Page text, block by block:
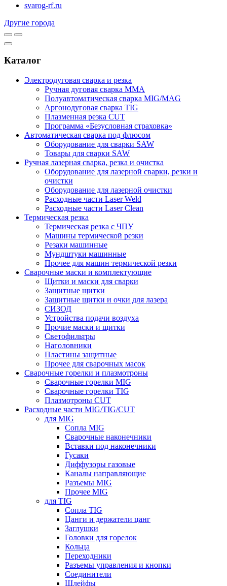
svarog-rf.ru
Другие города
Каталог
Электродуговая сварка и резка
Ручная дуговая сварка MMA
Полуавтоматическая сварка MIG/MAG
Аргонодуговая сварка TIG
Плазменная резка CUT
Программа «Безусловная страховка»
Автоматическая сварка под флюсом
Оборудование для сварки SAW
Товары для сварки SAW
Ручная лазерная сварка, резка и очистка
Оборудование для лазерной сварки, резки и
очистки
Оборудование для лазерной очистки
Расходные части Laser Weld
Расходные части Laser Clean
Термическая резка
Термическая резка с ЧПУ
Машины термической резки
Резаки машинные
Мундштуки машинные
Прочее для машин термической резки
Сварочные маски и комплектующие
Щитки и маски для сварки
Защитные щитки
Защитные щитки и очки для лазера
СИЗОД
Устройства подачи воздуха
Прочие маски и щитки
Светофильтры
Наголовники
Пластины защитные
Прочее для сварочных масок
Сварочные горелки и плазмотроны
Сварочные горелки MIG
Сварочные горелки TIG
Плазмотроны CUT
Расходные части MIG/TIG/CUT
для MIG
Сопла MIG
Сварочные наконечники
Вставки под наконечники
Гусаки
Диффузоры газовые
Каналы направляющие
Разъемы MIG
Прочее MIG
для TIG
Сопла TIG
Цанги и держатели цанг
Заглушки
Головки для горелок
Кольца
Переходники
Разъемы управления и кнопки
Соединители
Шлейфы